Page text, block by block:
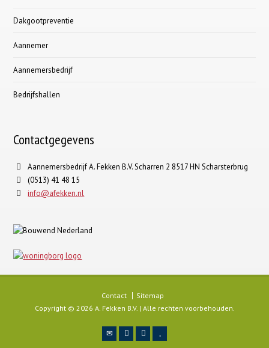
Dakgootpreventie
Aannemer
Aannemersbedrijf
Bedrijfshallen
Contactgegevens
Aannemersbedrijf A. Fekken B.V. Scharren 2 8517 HN Scharsterbrug
(0513) 41 48 15
info@afekken.nl
Contact
Sitemap
Copyright © 2026 A. Fekken B.V. | Alle rechten voorbehouden.